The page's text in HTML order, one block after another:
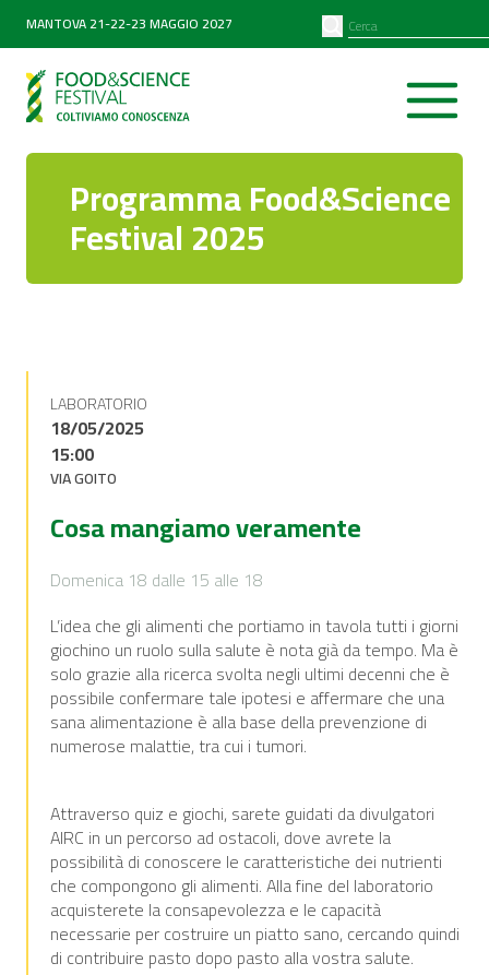
MANTOVA 21-22-23 MAGGIO 2027
Programma Food&Science
Festival 2025
LABORATORIO
18/05/2025
15:00
VIA GOITO
Cosa mangiamo veramente
Domenica 18 dalle 15 alle 18
L’idea che gli alimenti che portiamo in tavola tutti i giorni
giochino un ruolo sulla salute è nota già da tempo. Ma è
solo grazie alla ricerca svolta negli ultimi decenni che è
possibile confermare tale ipotesi e affermare che una
sana alimentazione è alla base della prevenzione di
numerose malattie, tra cui i tumori.
Attraverso quiz e giochi, sarete guidati da divulgatori
AIRC in un percorso ad ostacoli, dove avrete la
possibilità di conoscere le caratteristiche dei nutrienti
che compongono gli alimenti. Alla fine del laboratorio
acquisterete la consapevolezza e le capacità
necessarie per costruire un piatto sano, cercando quindi
di contribuire pasto dopo pasto alla vostra salute.
PARTNER
Diventa partner
SEARCH